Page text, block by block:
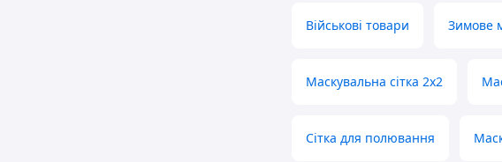
Військові товари Зимове
Маскувальна сітка 2х2
Сітка для полювання